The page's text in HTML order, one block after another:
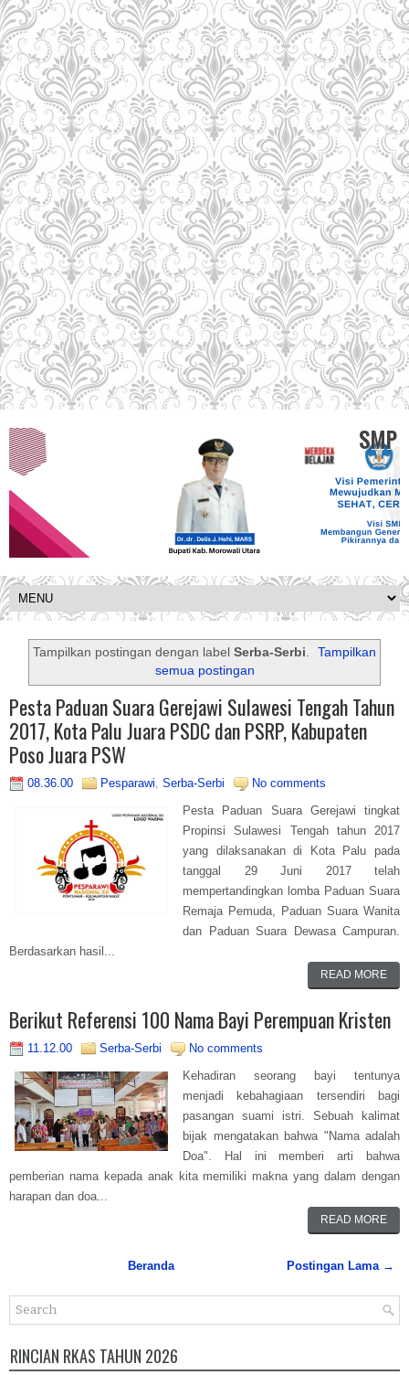
SMP
Tampilkan postingan dengan label Serba-Serbi.
Tampilkan
semua postingan
Pesta Paduan Suara Gerejawi Sulawesi Tengah Tahun
2017, Kota Palu Juara PSDC dan PSRP, Kabupaten
Poso Juara PSW
08.36.00 Pesparawi Serba-Serbi
No comments
Pesta Paduan Suara Gerejawi tingkat
Propinsi Sulawesi Tengah tahun 2017
yang dilaksanakan di Kota Palu pada
tanggal 29 Juni 2017 telah
mempertandingkan lomba Paduan Suara
Remaja Pemuda, Paduan Suara Wanita
dan Paduan Suara Dewasa Campuran.
Berdasarkan hasil...
READ MORE
Berikut Referensi 100 Nama Bayi Perempuan Kristen
11.12.00 Serba-Serbi
No comments
Kehadiran seorang bayi tentunya
menjadi kebahagiaan tersendiri bagi
pasangan suami istri. Sebuah kalimat
bijak mengatakan bahwa "Nama adalah
Doa". Hal ini memberi arti bahwa
pemberian nama kepada anak kita memiliki makna yang dalam dengan
harapan dan doa...
READ MORE
Postingan Lama →
Beranda
RINCIAN RKAS TAHUN 2026